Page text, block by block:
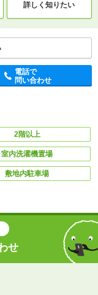
詳しく知りたい
電話で
問い合わせ
2階以上
室内洗濯機置場
敷地内駐車場
せ